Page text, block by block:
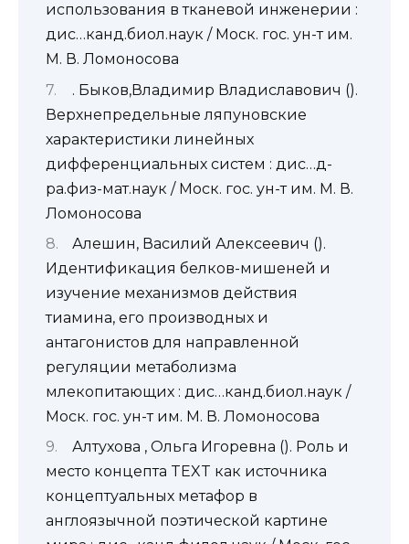
использования в тканевой инженерии :
дис…канд.биол.наук / Моск. гос. ун-т им.
М. В. Ломоносова
. Быков,Владимир Владиславович ().
Верхнепредельные ляпуновские
характеристики линейных
дифференциальных систем : дис…д-
ра.физ-мат.наук / Моск. гос. ун-т им. М. В.
Ломоносова
Алешин, Василий Алексеевич ().
Идентификация белков-мишеней и
изучение механизмов действия
тиамина, его производных и
антагонистов для направленной
регуляции метаболизма
млекопитающих : дис…канд.биол.наук /
Моск. гос. ун-т им. М. В. Ломоносова
Алтухова , Ольга Игоревна (). Роль и
место концепта TEXT как источника
концептуальных метафор в
англоязычной поэтической картине